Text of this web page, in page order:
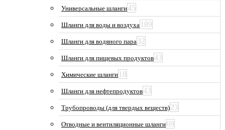
Универсальные шланги45
Шланги для воды и воздуха 189
Шланги для водяного пара32
Шланги для пищевых продуктов43
Химические шланги 18
Шланги для нефтепродуктов43
Трубопроводы (для твердых веществ)23
Отводные и вентиляционные шланги69